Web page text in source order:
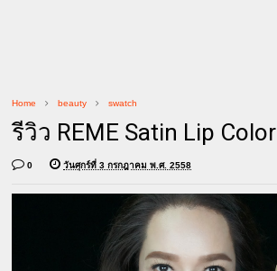
Home beauty swatch
รีวิว REME Satin Lip Color
0 วันศุกร์ที่ 3 กรกฎาคม พ.ศ. 2558